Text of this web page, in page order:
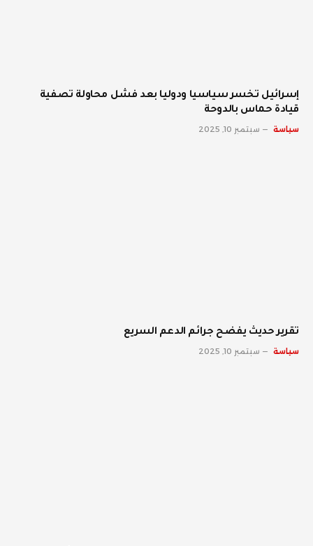
إسرائيل تخسر سياسيا ودوليا بعد فشل محاولة تصفية
قيادة حماس بالدوحة
سياسة سبتمبر 10, 2025
تقرير حديث يفضح جرائم الدعم السريع
سياسة سبتمبر 10, 2025